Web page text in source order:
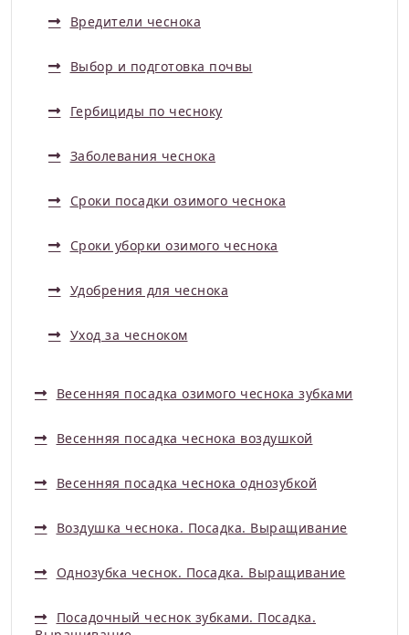
Вредители чеснока
Выбор и подготовка почвы
Гербициды по чесноку
Заболевания чеснока
Сроки посадки озимого чеснока
Сроки уборки озимого чеснока
Удобрения для чеснока
Уход за чесноком
Весенняя посадка озимого чеснока зубками
Весенняя посадка чеснока воздушкой
Весенняя посадка чеснока однозубкой
Воздушка чеснока. Посадка. Выращивание
Однозубка чеснок. Посадка. Выращивание
Посадочный чеснок зубками. Посадка.